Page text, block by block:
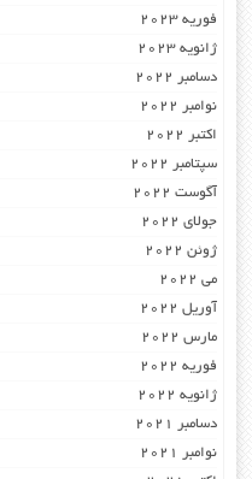
فوریه 2023
ژانویه 2023
دسامبر 2022
نوامبر 2022
اکتبر 2022
سپتامبر 2022
آگوست 2022
جولای 2022
ژوئن 2022
می 2022
آوریل 2022
مارس 2022
فوریه 2022
ژانویه 2022
دسامبر 2021
نوامبر 2021